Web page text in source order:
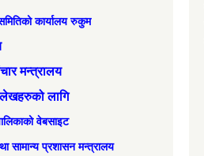
कार्यालय रुकुम
मन्त्रालय
लेखहरुको लागि
वेबसाइट
सामान्‍य प्रशासन मन्त्रालय